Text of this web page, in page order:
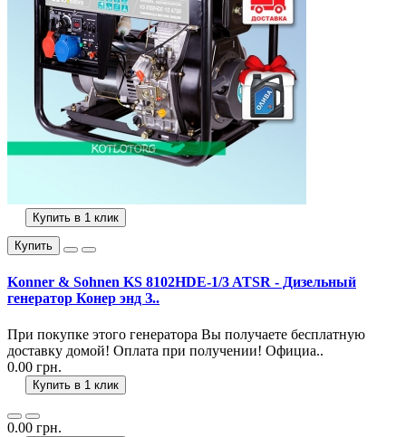
Купить в 1 клик
Купить
Konner & Sohnen KS 8102HDE-1/3 ATSR - Дизельный
генератор Конер энд З..
При покупке этого генератора Вы получаете бесплатную
доставку домой! Оплата при получении! Официа..
0.00 грн.
Купить в 1 клик
0.00 грн.